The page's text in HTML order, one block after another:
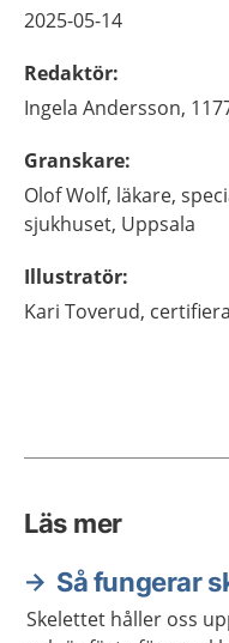
2025-05-14
Redaktör:
Ingela Andersson,
Granskare:
OlofWolf, läkare,
sjukhuset, Uppsala
Illustratör:
Kari Toverud,
Läs mer
Så fungerar
Skelettet håller oss